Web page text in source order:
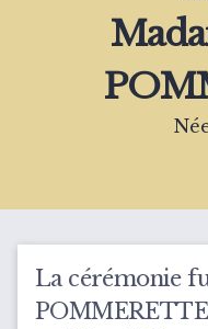
La cérémonie
POMMERETTE